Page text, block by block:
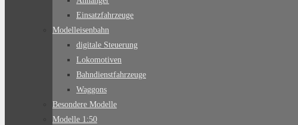
Einsatzfahrzeuge
Modelleisenbahn
digitale Steuerung
Lokomotiven
Bahndienstfahrzeuge
Waggons
Besondere Modelle
Modelle 1:50